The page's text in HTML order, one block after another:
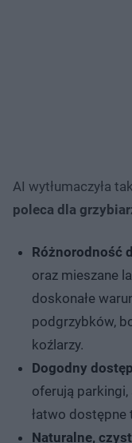
AI wytłumaczyła
poleca dla
Różnorodność
oraz mieszane
doskonałe
podgrzybków,
koźlarzy.
Dogodny dostęp
oferują
łatwo
Naturalne,